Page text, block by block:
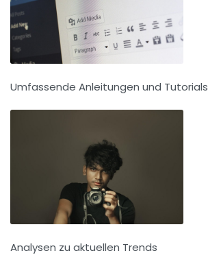
Umfassende Anleitungen und Tutorials
Analysen zu aktuellen Trends